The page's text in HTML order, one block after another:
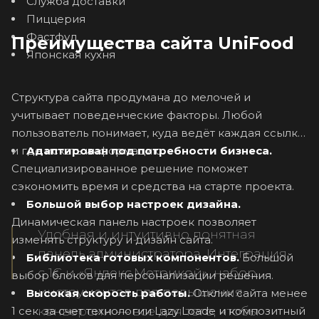
Пиццерия
Фастфуд
Японская кухня
Преимущества сайта UniFood
Структура сайта продумана до мелочей и
учитывает поведенческие факторы. Любой
пользователь понимает, куда ведёт каждая ссылка
и где искать информацию.
Адаптирован под потребности бизнеса.
Специализированное решение поможет
сэкономить время и средства на старте проекта.
Большой выбор настроек дизайна.
Динамическая панель настроек позволяет
изменять структуру и дизайн сайта.
Библиотека готовых компонентов. Большой
выбор блоков для персонализации решения.
Высокая скорость работы.Отклик сайта менее
1 сек. за счет технологии Lazy Loade и композитный
Удобная и интуитивно понятная
панель администратора. Интеграция
с 1С и «Яндекс.Метрикой», набор
инструментов для повышения
конверсии — все для того, чтобы